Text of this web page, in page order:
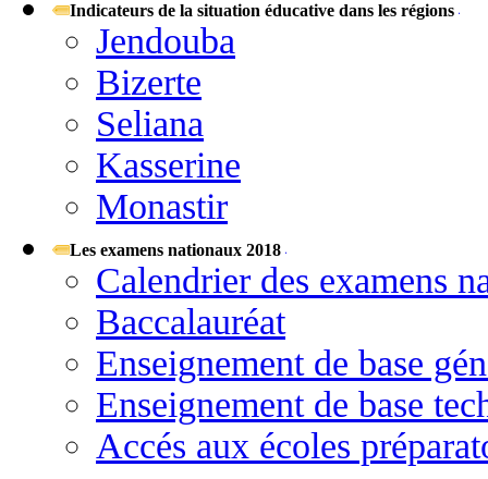
Indicateurs de la situation éducative dans les régions
Jendouba
Bizerte
Seliana
Kasserine
Monastir
Les examens nationaux 2018
Calendrier des examens
Baccalauréat
Enseignement de base
Enseignement de base
Accés aux écoles